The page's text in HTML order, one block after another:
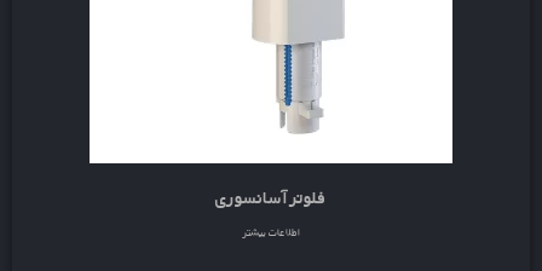
فلوتر آسانسوری
اطلاعات بیشتر